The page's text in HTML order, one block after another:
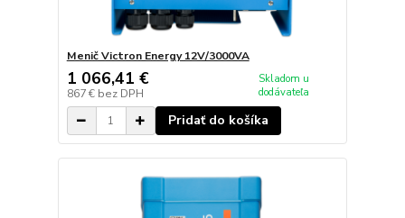
Menič Victron Energy 12V/3000VA
1 066,41 €
867 € bez DPH
Skladom u
dodávateľa
Pridať do košíka